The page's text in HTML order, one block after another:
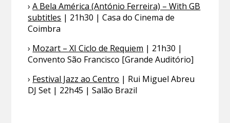
›A Bela América (António Ferreira) – With GB
subtitles | 21h30 | Casa do Cinema de
Coimbra
› Mozart – XI Ciclo de Requiem | 21h30 |
Convento São Francisco [Grande Auditório]
› Festival Jazz ao Centro | Rui Miguel Abreu
DJ Set | 22h45 | Salão Brazil